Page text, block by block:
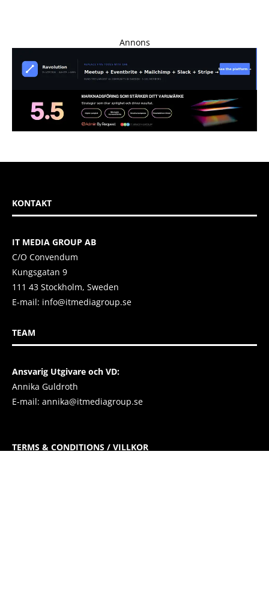
Annons
KONTAKT
IT MEDIA GROUP AB
C/O Convendum
Kungsgatan 9
111 43 Stockholm, Sweden
E-mail: info@itmediagroup.se
TEAM
Ansvarig Utgivare och VD:
Annika Guldroth
E-mail: annika@itmediagroup.se
TERMS & CONDITIONS / VILLKOR